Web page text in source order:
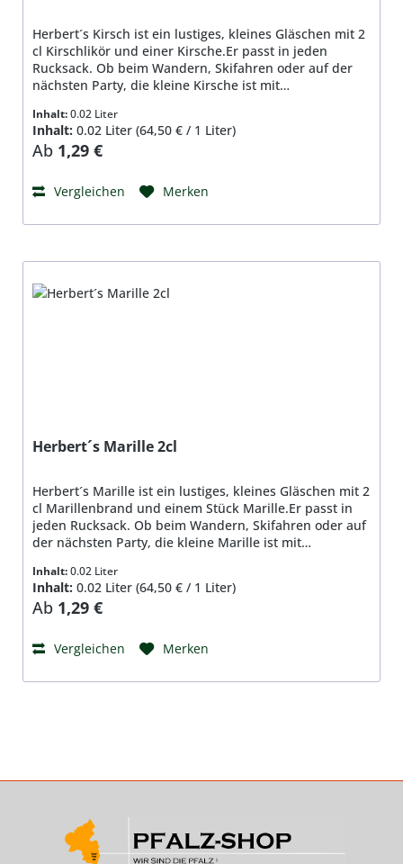
Herbert´s Kirsch ist ein lustiges, kleines Gläschen mit 2
cl Kirschlikör und einer Kirsche.Er passt in jeden
Rucksack. Ob beim Wandern, Skifahren oder auf der
nächsten Party, die kleine Kirsche ist mit
Aromen und 1 Kirsche Inhalt: 2 cl, 17%Vol.
Inhalt:0.02 Liter
Inhalt: 0.02 Liter (64,50 € / 1 Liter)
Regulärer Preis:
Ab 1,29 €
Vergleichen Merken
Herbert´s Marille 2cl
Herbert´s Marille ist ein lustiges, kleines Gläschen mit 2
cl Marillenbrand und einem Stück Marille.Er passt in
jeden Rucksack. Ob beim Wandern, Skifahren oder auf
der nächsten Party, die kleine Marille ist mit
cl, 32% Vol.
Inhalt:0.02 Liter
Inhalt: 0.02 Liter (64,50 € / 1 Liter)
Regulärer Preis:
Ab 1,29 €
Vergleichen Merken